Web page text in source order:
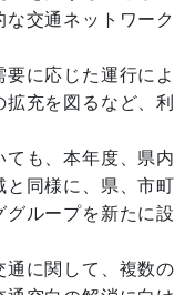
交通ネットワーク
に応じた運行によ
充を図るなど、利
も、本年度、県内
と同様に、県、市町
ループを新たに設
に関して、複数の